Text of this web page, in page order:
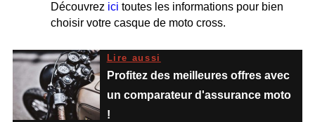
Découvrez ici toutes les informations pour bien
choisir votre casque de moto cross.
Lire aussi
Profitez des meilleures offres avec
un comparateur d'assurance moto
!